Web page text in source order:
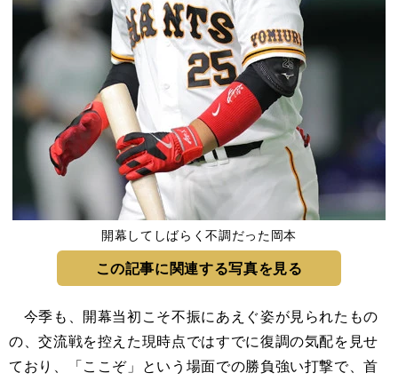
開幕してしばらく不調だった岡本
この記事に関連する写真を見る
今季も、開幕当初こそ不振にあえぐ姿が見られたもの
の、交流戦を控えた現時点ではすでに復調の気配を見せ
ており、「ここぞ」という場面での勝負強い打撃で、首